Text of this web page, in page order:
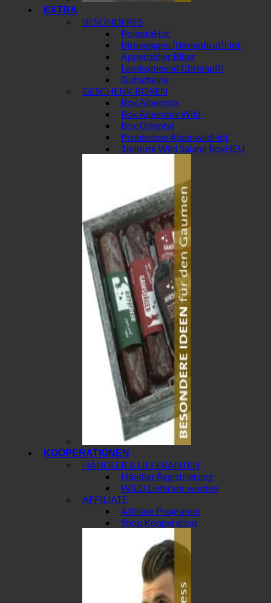
EXTRA
BESONDERES
Polenta
Birnweggen (Birnenbrot)
Appenzeller Biber
Landsgmeend Chrempfli
Gutscheine
GESCHENK BOXEN
Box Alpenmix
Box Alpenmix Wild
Box Oriental
Probierbox Alpenwild
1minute Wild Salami Box
KOOPERATIONEN
HÄNDLER & LIEFERANTEN
Händler Registrierung
WILD Lieferant werden
AFFILIATE
Affiliate Programm
Shop Kooperation